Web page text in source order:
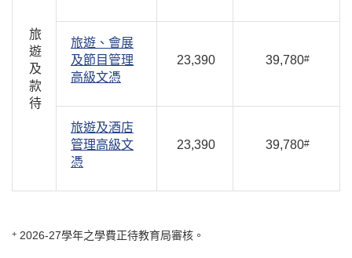
旅
遊
及
款
待
旅遊、會展
及節目管理
高級文憑
23,390 39,780#
旅遊及酒店
管理高級文
憑
23,390 39,780#
+ 2026-27學年之學費正待教育局審核。